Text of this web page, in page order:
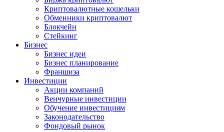
Криптовалютные кошельки
Обменники криптовалют
Блокчейн
Стейкинг
Бизнес
Бизнес идеи
Бизнес планирование
Франшиза
Инвестиции
Акции компаний
Венчурные инвестиции
Обучение инвестициям
Законодательство
Фондовый рынок